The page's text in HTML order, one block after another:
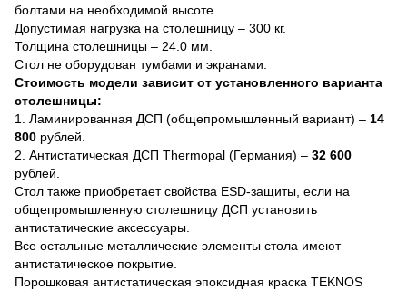
болтами на необходимой высоте.
Допустимая нагрузка на столешницу – 300 кг.
Толщина столешницы – 24.0 мм.
Стол не оборудован тумбами и экранами.
Стоимость модели зависит от установленного варианта
столешницы:
1. Ламинированная ДСП (общепромышленный вариант) – 14
800 рублей.
2. Антистатическая ДСП Thermopal (Германия) – 32 600
рублей.
Стол также приобретает свойства ESD-защиты, если на
общепромышленную столешницу ДСП установить
антистатические аксессуары.
Все остальные металлические элементы стола имеют
антистатическое покрытие.
Порошковая антистатическая эпоксидная краска TEKNOS